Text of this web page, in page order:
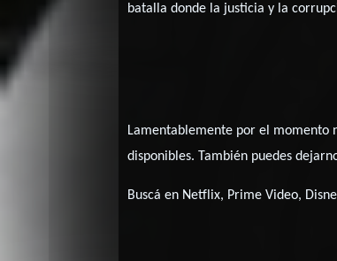
batalla donde la justicia y la
Lamentablemente por el momento
disponibles. También puedes
Buscá en Netflix, Prime Video,